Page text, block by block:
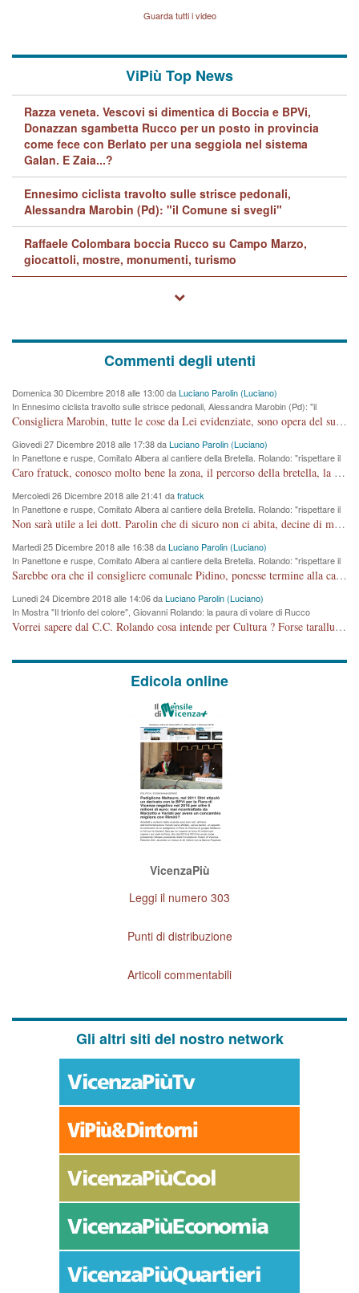
Lavarra: più avvincenti di
quelle di... Barbara D'UrsoGuarda tutti i video
ViPiù Top News
Razza veneta. Vescovi si dimentica di Boccia e BPVi,
Donazzan sgambetta Rucco per un posto in provincia
come fece con Berlato per una seggiola nel sistema
Galan. E Zaia...?
Ennesimo ciclista travolto sulle strisce pedonali,
Alessandra Marobin (Pd): "il Comune si svegli"
Raffaele Colombara boccia Rucco su Campo Marzo,
giocattoli, mostre, monumenti, turismo
Commenti degli utenti
Domenica 30 Dicembre 2018 alle 13:00 daLuciano Parolin (Luciano)
In Ennesimo ciclista travolto sulle strisce pedonali, Alessandra Marobin (Pd): "il
Comune si svegli"
Consigliera Marobin, tutte le cose da Lei evidenziate, sono opera del suo ex Assessore e compagno di Partito Antonio Marco Dalla Pozza Assessore alla "progettazione" di piste ciclabili e altre porcherie. A lui manderei il conto da saldare per incidenti e danni alle persone. E' ora che "finiamola." Avete perso rassegnatevi. qui IL SINDACO RUCCO NON C'ENTRA PER NIENTE. CAPITO!!!!!!!! Amen.
Giovedi 27 Dicembre 2018 alle 17:38 daLuciano Parolin (Luciano)
In Panettone e ruspe, Comitato Albera al cantiere della Bretella. Rolando: "rispettare il
cronoprogramma"
Caro fratuck, conosco molto bene la zona, il percorso della bretella, la situazione dei cittadini, abito in Viale Trento. A partire dal 2003 ho partecipato al Comitato di Maddalene pro bretella, e a riunioni propositive per apportare modifiche al progetto. Numerose mie foto del territorio sono arrivate a Roma, altri miei interventi (non graditi dalla Sx) sono stati pubblicati dal GdV, assieme ad altri come Ciro Asproso, ora favorevole alla bretella. Ho partecipato alla raccolta firme per la chiusura della strada x 5 giorni eseguita dal Sindaco Hullwech per sforamento 180 Micro/g. Pertanto come impegno per la tematica sono apposto con la coscienza. Ora il Progetto è partito, fine! Voglio dire che la nuova Giunta "comunale" non c'entra più. L'opera sarà "malauguratamente" eseguita, ma non con il mio placet. Il Consigliere Comunale dovrebbe capire che la campagna elettorale è finita, con buona pace di tutti. Quello che invece dovrebbe interessare è la proprietà della strada, dall'uscita autostradale Ovest, sino alla Rotatoria dell'Albara, vi sono tre possessori: Autostrade SpA; La Provincia, il Comune. Come la mettiamo per il futuro ? I costi, da 50 sono saliti a 100 milioni di € come dire 20 milioni a KM (!) da non credere. Comunque si farà. Ma nessuno canti Vittoria, anzi meglio non farne un ulteriore fatto "partitico" per questioni elettorali o di seggio. Se mi manda la sua mail, sono disponibile ad inviare i documenti e le foto sopra descritte. Con ossequi, Luciano Parolin
Mercoledi 26 Dicembre 2018 alle 21:41 dafratuck
In Panettone e ruspe, Comitato Albera al cantiere della Bretella. Rolando: "rispettare il
cronoprogramma"
Non sarà utile a lei dott. Parolin che di sicuro non ci abita, decine di migliaia di TIR, automobili e padroncini che passano quotidianamente per una strada appena rotabile, non è più possibile stendere i panni, attraversare la strada senza rischiare la morte, le case stanno crepando, i tempi sono cambiati e la bretella non passerà assolutamente per maddalene (ma cosa sta a dire?!), dia invece responsabilità a chi ha costruito tagliando la strada che doveva invece terminare a isola vicentina e non al moracchino lasciando Motta di Costabissara ancora in panne di traffico. I tempi sono cambiati dottore e se l'anagrafe della vita stagna nell'essere umano impressioni conservatrici, la società non le considera perchè va avanti, si industrializza e ha bisogno di infrastrutture e di sviluppo. Ultima considerazione, se è geloso di Rolando perchè vede in lui solo campagne politiche mentre si difendono i SOLI diritti dei cittadini, la preghiamo faccia considerazioni più appropriate. Saluti e complimenti per i suoi scritti.
Martedi 25 Dicembre 2018 alle 16:38 daLuciano Parolin (Luciano)
In Panettone e ruspe, Comitato Albera al cantiere della Bretella. Rolando: "rispettare il
cronoprogramma"
Sarebbe ora che il consigliere comunale Pidino, ponesse termine alla campagna elettorale nel territorio del suo seggio Villaggio del Sole. La tiraca è iniziata, distruggerà 6 km di prateria ovest della città, ricca di fonti e sorgenti d'acqua. I cittadini di Maddalene non avranno più Pace la notte. Molta colpa per la costruzione di questa Strada è proprio del signor Rolando,dei suoi gazebo mobili e che vuol far passare questa opera VANDALICA come progetto "utile" a chi ? Non è cosa seria sig. Rolando!
Lunedi 24 Dicembre 2018 alle 14:06 daLuciano Parolin (Luciano)
In Mostra "Il trionfo del colore", Giovanni Rolando: la paura di volare di Rucco
Vorrei sapere dal C.C. Rolando cosa intende per Cultura ? Forse tarallucci, vino e sagre, o spaghetti tricolori del PD ? Il continuo (s)parlare della mostra a Palazzo Chiericati caro consigliere DANNEGGIA FORTEMENTE l'immagine della città TUTTA e fa deviare i consensi che in RUSSIA (badi bene ex U.R.S.S.) sono ECCELLENTI. A livello artistico l'evento è di alta Valenza culturale, COMPITO di Tutta la Cittadinanza fare il possibile per propagandare l'iniziativa senza farne UN CASO PARTITICO come fa Lei da sempre. Meno Gazebo + Partecipazione! E così sia. Amen.
Edicola online
VicenzaPiù
Leggi il numero 303
Punti di distribuzione
Articoli commentabili
Gli altri siti del nostro network